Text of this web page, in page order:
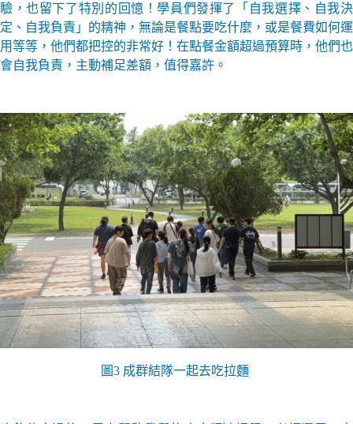
驗，也留下了特別的回憶！學員們發揮了「自我選擇、自我決
定、自我負責」的精神，無論是餐點要吃什麼，或是餐費如何運
用等等，他們都把控的非常好！在點餐金額超過預算時，他們也
會自我負責，主動補足差額，值得嘉許。
圖3 成群結隊一起去吃拉麵